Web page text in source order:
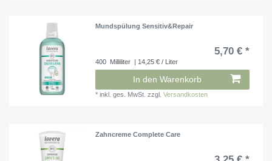
Mundspülung Sensitiv&Repair
5,70 € *
400 Milliliter | 14,25 € / Liter
In den Warenkorb
*inkl. ges. MwSt. zzgl.Versandkosten
Zahncreme Complete Care